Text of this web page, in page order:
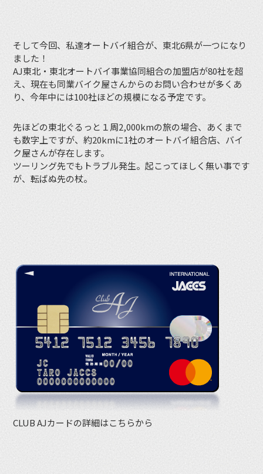
そして今回、私達オートバイ組合が、東北6県が一つになり
ました！
AJ東北・東北オートバイ事業協同組合の加盟店が80社を超
え、現在も同業バイク屋さんからのお問い合わせが多くあ
り、今年中には100社ほどの規模になる予定です。
先ほどの東北ぐるっと１周2,000kmの旅の場合、あくまで
も数字上ですが、約20kmに1社のオートバイ組合店、バイ
ク屋さんが存在します。
ツーリング先でもトラブル発生。起こってほしく無い事です
が、転ばぬ先の杖。
CLUB AJカードの詳細はこちらから